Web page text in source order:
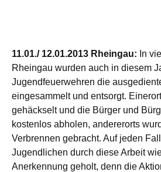
11.01./ 12.01.2013 Rheingau: In
Rheingau wurden auch in diesem
Jugendfeuerwehren die
eingesammelt und entsorgt.
gehäckselt und die Bürger und
kostenlos abholen, andererorts
Verbrennen gebracht. Auf jeden
Jugendlichen durch diese Arbeit
Anerkennung geholt, denn die